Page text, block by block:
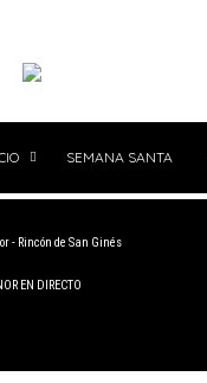
SEMANA SANTA
- Rincón de San Ginés
EN DIRECTO